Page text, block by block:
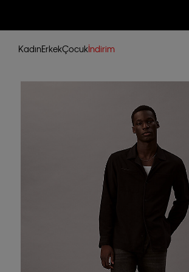
KadınErkekÇocukİndirim